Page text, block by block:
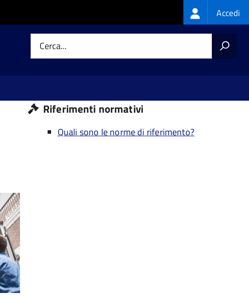
Login
menu
Accedi
Cerca...
Riferimenti normativi
Quali sono le norme di riferimento?